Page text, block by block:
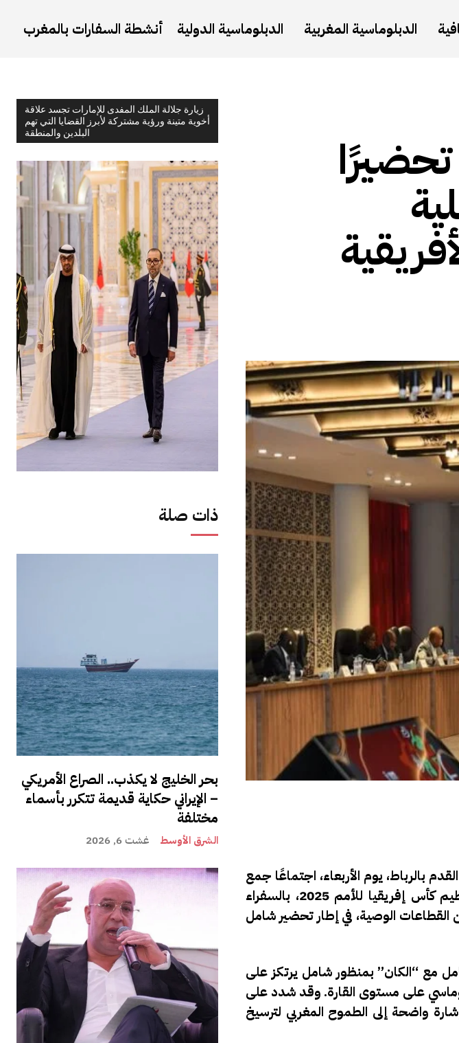
الدبلوماسية المغربية الدبلوماسية الدولية أنشطة السفارات بالمغرب
زيارة جلالة الملك المفدى للإمارات تجسد علاقة
أخوية متينة ورؤية مشتركة لأبرز القضايا التي تهم
البلدين والمنطقة
ذات صلة
بحر الخليج لا يكذب.. الصراع الأمريكي
– الإيراني حكاية قديمة تتكرر بأسماء
مختلفة
الشرق الأوسط غشت 6, 2026
بالرباط، يوم الأربعاء، اجتماعًا جمع
فوزي لقجع، رئيس الجامعة الملكية المغربية لكرة القدم ورئيس اللجنة المحلية لتنظيم كأس إفريقيا للأمم 2025، بالسفراء
القطاعات الوصية، في إطار تحضير شامل
مع “الكان” بمنظور شامل يرتكز على
على مستوى القارة. وقد شدد على
واضحة إلى الطموح المغربي لترسيخ